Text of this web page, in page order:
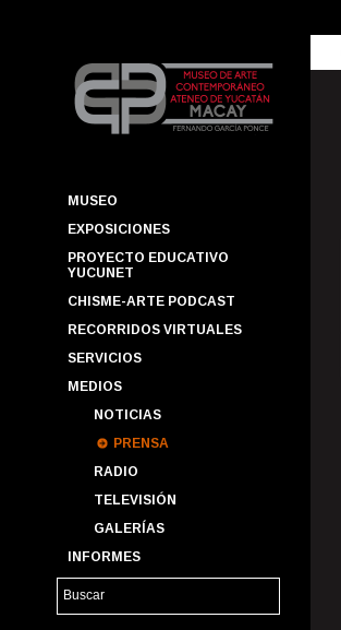
MUSEO
EXPOSICIONES
PROYECTO EDUCATIVO
YUCUNET
CHISME-ARTE PODCAST
RECORRIDOS VIRTUALES
SERVICIOS
MEDIOS
NOTICIAS
PRENSA
RADIO
TELEVISIÓN
GALERÍAS
INFORMES